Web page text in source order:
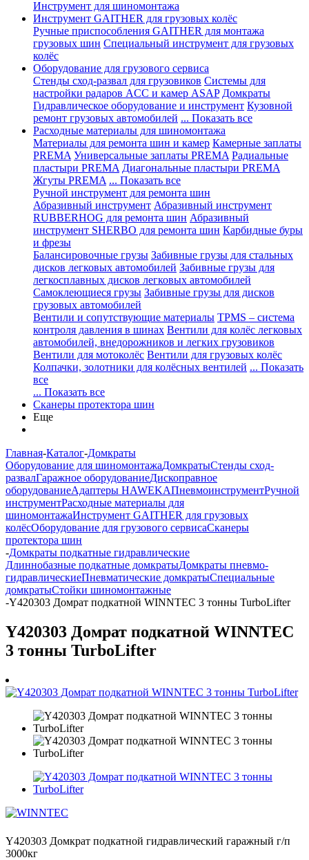
Инструмент для шиномонтажа
Инструмент GAITHER для грузовых колёс
Ручные приспособления GAITHER для монтажа
грузовых шин Специальный инструмент для грузовых
колёс
Оборудование для грузового сервиса
Стенды сход-развал для грузовиков Системы для
настройки радаров ACC и камер ASAP Домкраты
Гидравлическое оборудование и инструмент Кузовной
ремонт грузовых автомобилей ... Показать все
Расходные материалы для шиномонтажа
Материалы для ремонта шин и камер Камерные заплаты
PREMA Универсальные заплаты PREMA Радиальные
пластыри PREMA Диагональные пластыри PREMA
Жгуты PREMA ... Показать все
Ручной инструмент для ремонта шин
Абразивный инструмент Абразивный инструмент
RUBBERHOG для ремонта шин Абразивный
инструмент SHERBO для ремонта шин Карбидные буры
и фрезы
Балансировочные грузы Забивные грузы для стальных
дисков легковых автомобилей Забивные грузы для
легкосплавных дисков легковых автомобилей
Самоклеющиеся грузы Забивные грузы для дисков
грузовых автомобилей
Вентили и сопутствующие материалы TPMS – система
контроля давления в шинах Вентили для колёс легковых
автомобилей, внедорожников и легких грузовиков
Вентили для мотоколёс Вентили для грузовых колёс
Колпачки, золотники для колёсных вентилей ... Показать
все
... Показать все
Сканеры протектора шин
Еще
Главная-Каталог-Домкраты
Оборудование для шиномонтажаДомкратыСтенды сход-
развалГаражное оборудованиеДископравное
оборудованиеАдаптеры HAWEKAПневмоинструментРучной
инструментРасходные материалы для
шиномонтажаИнструмент GAITHER для грузовых
колёсОборудование для грузового сервисаСканеры
протектора шин
-Домкраты подкатные гидравлические
Длиннобазные подкатные домкратыДомкраты пневмо-
гидравлическиеПневматические домкратыСпециальные
домкратыСтойки шиномонтажные
-Y420303 Домрат подкатной WINNTEC 3 тонны TurboLifter
Y420303 Домрат подкатной WINNTEC
3 тонны TurboLifter
Y420303 Домкрат подкатной гидравлический гаражный г/п
3000кг